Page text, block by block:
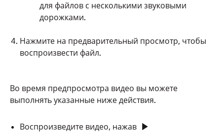
для файлов с несколькими звуковыми
дорожками.
Нажмите на предварительный просмотр, чтобы
воспроизвести файл.
Во время предпросмотра видео вы можете
выполнять указанные ниже действия.
Воспроизведите видео, нажав